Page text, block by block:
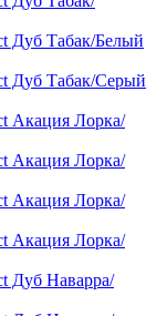
Дуб Табак/Белый
Дуб Табак/Серый
Акация Лорка/
Акация Лорка/
Акация Лорка/
Акация Лорка/
Дуб Наварра/